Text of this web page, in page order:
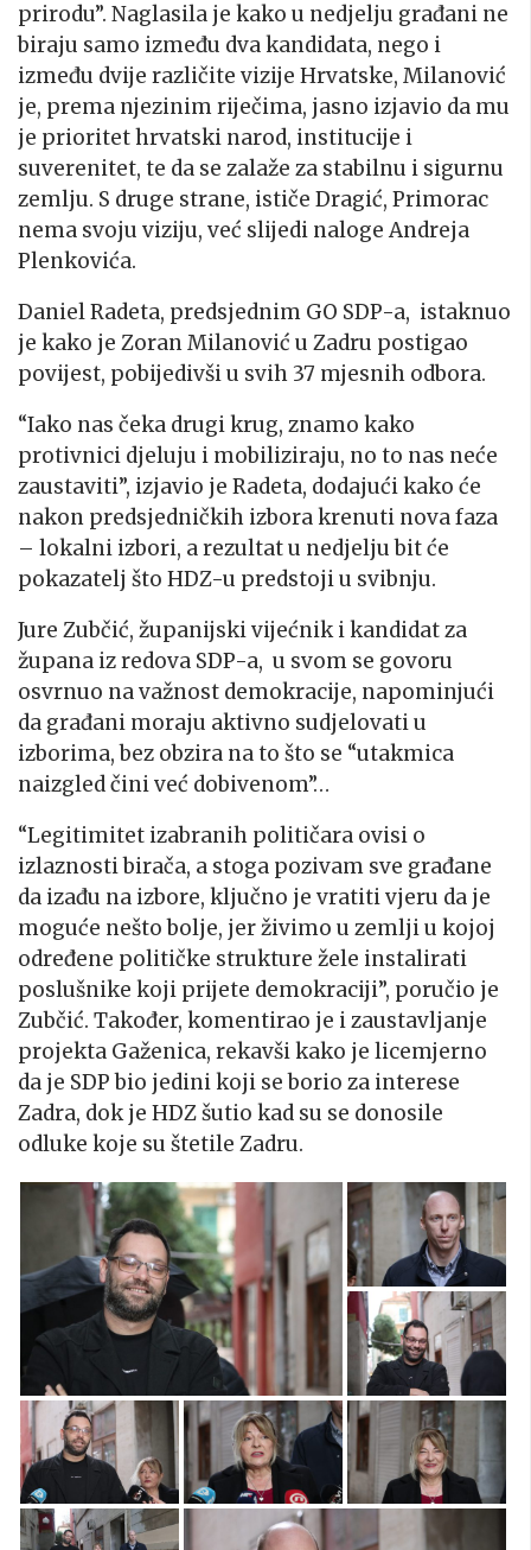
prirodu”. Naglasila je kako u nedjelju građani ne
biraju samo između dva kandidata, nego i
između dvije različite vizije Hrvatske, Milanović
je, prema njezinim riječima, jasno izjavio da mu
je prioritet hrvatski narod, institucije i
suverenitet, te da se zalaže za stabilnu i sigurnu
zemlju. S druge strane, ističe Dragić, Primorac
nema svoju viziju, već slijedi naloge Andreja
Plenkovića.
Daniel Radeta, predsjednim GO SDP-a, istaknuo
je kako je Zoran Milanović u Zadru postigao
povijest, pobijedivši u svih 37 mjesnih odbora.
“Iako nas čeka drugi krug, znamo kako
protivnici djeluju i mobiliziraju, no to nas neće
zaustaviti”, izjavio je Radeta, dodajući kako će
nakon predsjedničkih izbora krenuti nova faza
– lokalni izbori, a rezultat u nedjelju bit će
pokazatelj što HDZ-u predstoji u svibnju.
Jure Zubčić, županijski vijećnik i kandidat za
župana iz redova SDP-a, u svom se govoru
osvrnuo na važnost demokracije, napominjući
da građani moraju aktivno sudjelovati u
izborima, bez obzira na to što se “utakmica
naizgled čini već dobivenom”…
“Legitimitet izabranih političara ovisi o
izlaznosti birača, a stoga pozivam sve građane
da izađu na izbore, ključno je vratiti vjeru da je
moguće nešto bolje, jer živimo u zemlji u kojoj
određene političke strukture žele instalirati
poslušnike koji prijete demokraciji”, poručio je
Zubčić. Također, komentirao je i zaustavljanje
projekta Gaženica, rekavši kako je licemjerno
da je SDP bio jedini koji se borio za interese
Zadra, dok je HDZ šutio kad su se donosile
odluke koje su štetile Zadru.